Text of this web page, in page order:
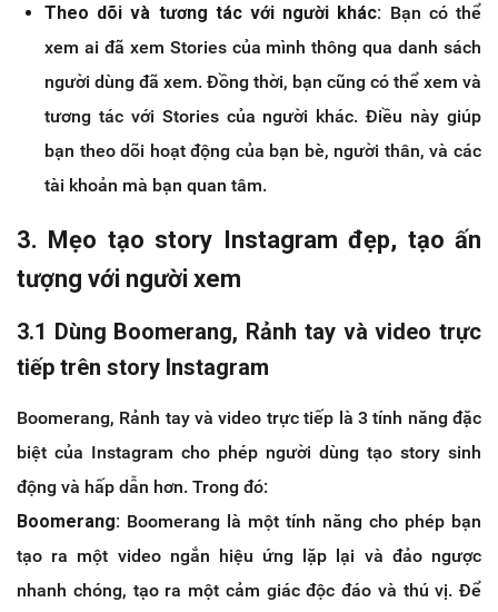
Theo dõi và tương tác với người khác: Bạn có thể
xem ai đã xem Stories của mình thông qua danh sách
người dùng đã xem. Đồng thời, bạn cũng có thể xem và
tương tác với Stories của người khác. Điều này giúp
bạn theo dõi hoạt động của bạn bè, người thân, và các
tài khoản mà bạn quan tâm.
3. Mẹo tạo story Instagram đẹp, tạo ấn
tượng với người xem
3.1 Dùng Boomerang, Rảnh tay và video trực
tiếp trên story Instagram
Boomerang, Rảnh tay và video trực tiếp là 3 tính năng đặc
biệt của Instagram cho phép người dùng tạo story sinh
động và hấp dẫn hơn. Trong đó:
Boomerang: Boomerang là một tính năng cho phép bạn
tạo ra một video ngắn hiệu ứng lặp lại và đảo ngược
nhanh chóng, tạo ra một cảm giác độc đáo và thú vị. Để